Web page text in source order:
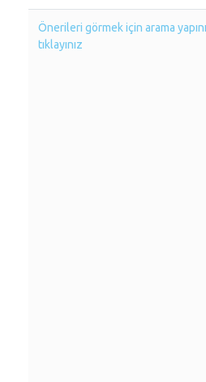
Önerileri görmek için arama
tıklayınız